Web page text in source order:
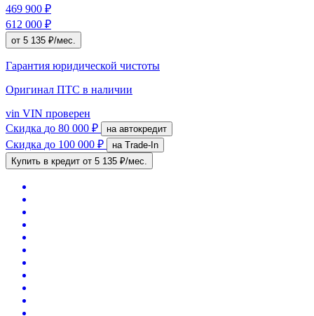
469 900 ₽
612 000 ₽
от 5 135 ₽/мес.
Гарантия юридической чистоты
Оригинал ПТС в наличии
vin VIN проверен
Скидка до 80 000 ₽ на автокредит
Скидка до 100 000 ₽
на Trade-In
Купить в кредит от 5 135 ₽/мес.